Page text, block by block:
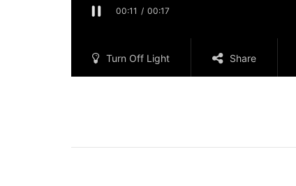
Turn Off Light Share